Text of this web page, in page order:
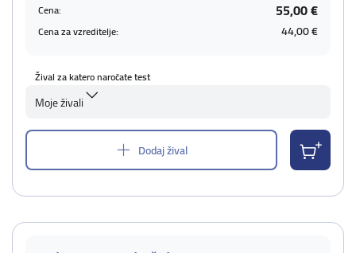
Cena: 55,00 €
Cena za vzreditelje: 44,00 €
Žival za katero naročate test
Moje živali
Dodaj žival